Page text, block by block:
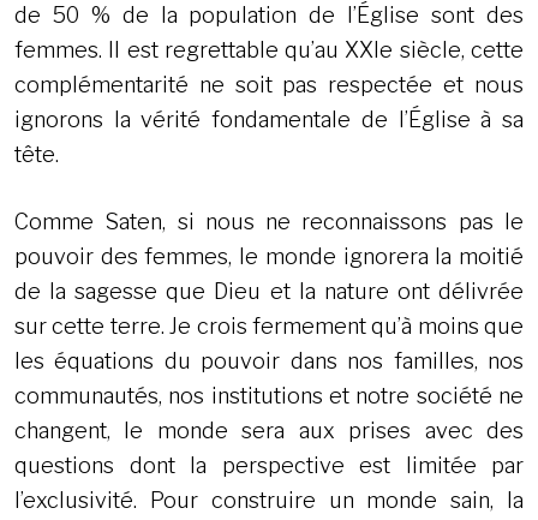
de 50 % de la population de l’Église sont des
femmes. Il est regrettable qu’au XXIe siècle, cette
complémentarité ne soit pas respectée et nous
ignorons la vérité fondamentale de l’Église à sa
tête.
Comme Saten, si nous ne reconnaissons pas le
pouvoir des femmes, le monde ignorera la moitié
de la sagesse que Dieu et la nature ont délivrée
sur cette terre. Je crois fermement qu’à moins que
les équations du pouvoir dans nos familles, nos
communautés, nos institutions et notre société ne
changent, le monde sera aux prises avec des
questions dont la perspective est limitée par
l’exclusivité. Pour construire un monde sain, la